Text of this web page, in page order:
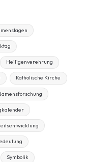
Heiligenverehrung
Katholische Kirche
Symbolik